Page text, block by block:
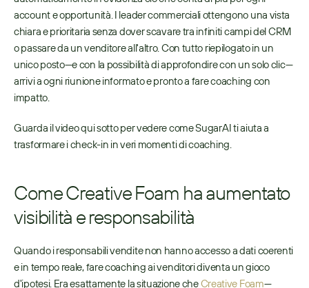
account e opportunità. I leader commerciali ottengono una vista
chiara e prioritaria senza dover scavare tra infiniti campi del CRM
o passare da un venditore all'altro. Con tutto riepilogato in un
unico posto—e con la possibilità di approfondire con un solo clic—
arrivi a ogni riunione informato e pronto a fare coaching con
impatto.
Guarda il video qui sotto per vedere come SugarAI ti aiuta a
trasformare i check-in in veri momenti di coaching.
Come Creative Foam ha aumentato
visibilità e responsabilità
Quando i responsabili vendite non hanno accesso a dati coerenti
e in tempo reale, fare coaching ai venditori diventa un gioco
d'ipotesi. Era esattamente la situazione che Creative Foam—